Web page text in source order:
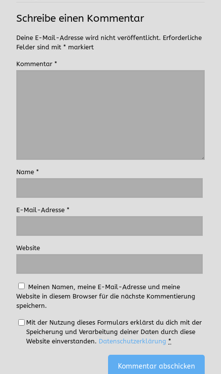
Schreibe einen Kommentar
Deine E-Mail-Adresse wird nicht veröffentlicht. Erforderliche
Felder sind mit * markiert
Kommentar *
Name *
E-Mail-Adresse *
Website
Meinen Namen, meine E-Mail-Adresse und meine
Website in diesem Browser für die nächste Kommentierung
speichern.
Mit der Nutzung dieses Formulars erklärst du dich mit der
Speicherung und Verarbeitung deiner Daten durch diese
Website einverstanden. Datenschutzerklärung *